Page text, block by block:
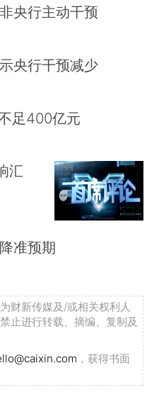
央行主动干预
央行干预减少
足400亿元
汇
准预期
财新传媒及/或相关权利人
止进行转载、摘编、复制及
，获得书面